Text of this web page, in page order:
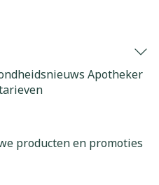
Apotheker
producten en promoties